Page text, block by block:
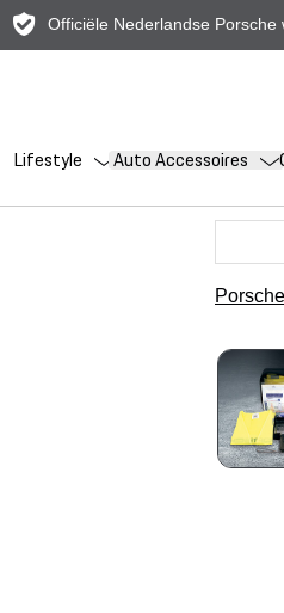
Officiële Nederlandse
Lifestyle Auto Accessoires